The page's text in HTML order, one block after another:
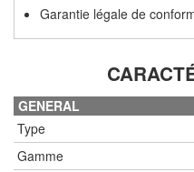
Garantie légale de
GENERAL
Type
Gamme